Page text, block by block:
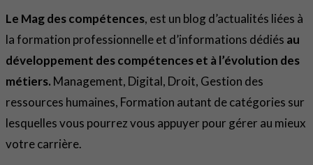
Le Mag des compétences, est un blog d’actualités liées à
la formation professionnelle et d’informations dédiés au
développement des compétences et à l’évolution des
métiers. Management, Digital, Droit, Gestion des
ressources humaines, Formation autant de catégories sur
lesquelles vous pourrez vous appuyer pour gérer au mieux
votre carrière.